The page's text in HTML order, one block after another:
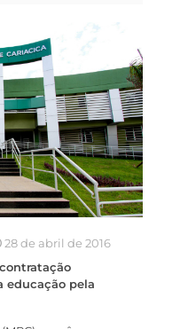
28 de abril de 2016
educação pela